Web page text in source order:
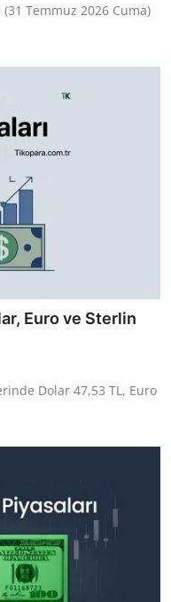
Temmuz 2026 Cuma)
Euro ve Sterlin
Dolar 47,53 TL, Euro